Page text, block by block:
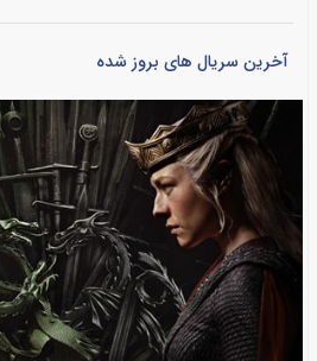
آخرین سریال های بروز شده